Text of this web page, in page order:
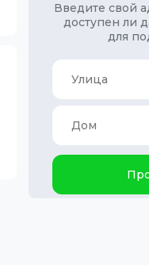
Введите свой
доступен ли
для